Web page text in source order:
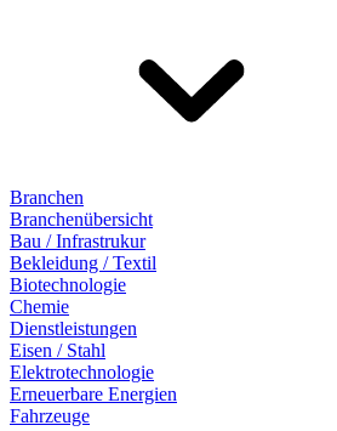
Branchen
Branchenübersicht
Bau / Infrastrukur
Bekleidung / Textil
Biotechnologie
Chemie
Dienstleistungen
Eisen / Stahl
Elektrotechnologie
Erneuerbare Energien
Fahrzeuge